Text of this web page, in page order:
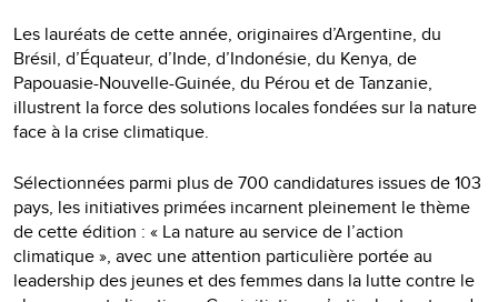
Les lauréats de cette année, originaires d’Argentine, du
Brésil, d’Équateur, d’Inde, d’Indonésie, du Kenya, de
Papouasie-Nouvelle-Guinée, du Pérou et de Tanzanie,
illustrent la force des solutions locales fondées sur la nature
face à la crise climatique.
Sélectionnées parmi plus de 700 candidatures issues de 103
pays, les initiatives primées incarnent pleinement le thème
de cette édition : « La nature au service de l’action
climatique », avec une attention particulière portée au
leadership des jeunes et des femmes dans la lutte contre le